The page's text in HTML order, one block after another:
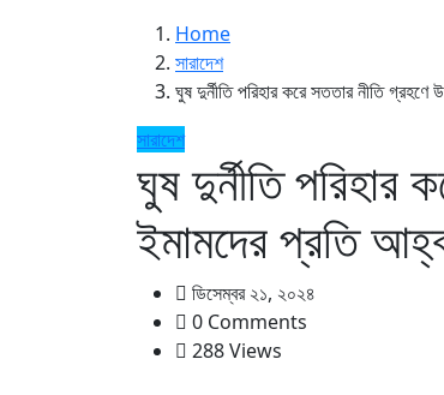
Home
সারাদেশ
ঘুষ দুর্নীতি পরিহার করে সততার নীতি
সারাদেশ
ঘুষ দুর্নীতি
ইমামদের প্রতি
ডিসেম্বর ২১, ২০২৪
0 Comments
288 Views